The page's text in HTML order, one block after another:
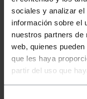
sociales y analizar
información sobre el
nuestros partners de
web, quienes
que les haya
partir del uso que
Bombilla de LED
La tecnología
larga vida útil de
las guirnaldas de
Bombilla
10 unidades.